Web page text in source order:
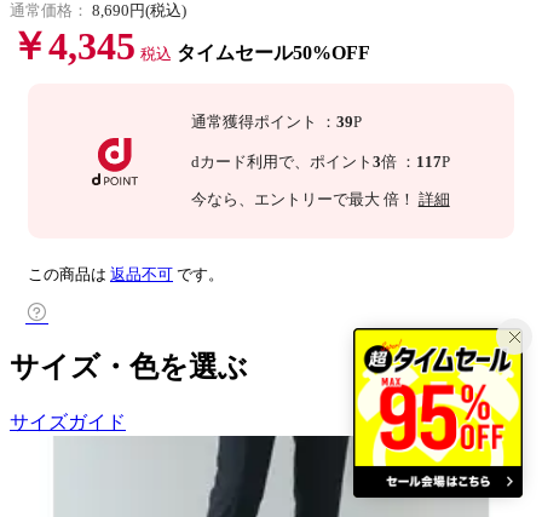
通常価格： 8,690円(税込)
￥4,345 税込 タイムセール50%OFF
通常獲得ポイント ： 39P
dカード利用で、 ポイント 3倍 ： 117P
今なら 、エントリーで最大 倍！ 詳細
この商品は 返品不可 です。
サイズ・色を選ぶ
サイズガイド